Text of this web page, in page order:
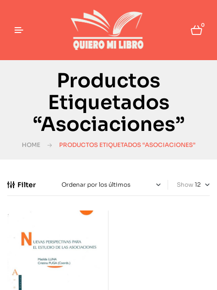
0
Productos
Etiquetados
“Asociaciones”
HOME PRODUCTOS ETIQUETADOS “ASOCIACIONES”
Filter Show